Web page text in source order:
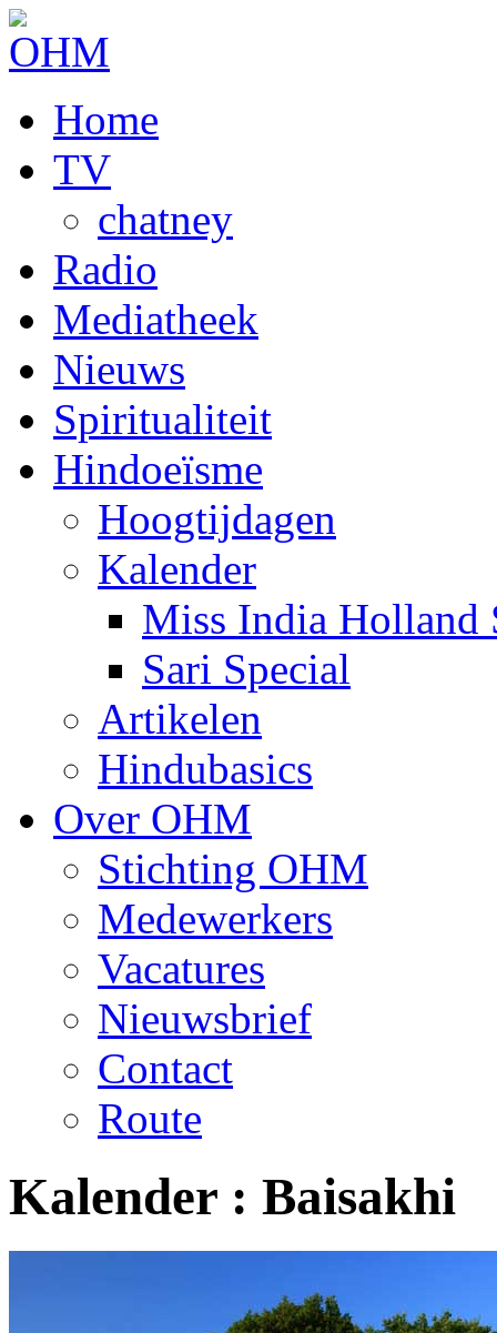
Home
TV
chatney
Radio
Mediatheek
Nieuws
Spiritualiteit
Hindoeïsme
Hoogtijdagen
Kalender
Miss India Holland
Sari Special
Artikelen
Hindubasics
Over OHM
Stichting OHM
Medewerkers
Vacatures
Nieuwsbrief
Contact
Route
Kalender : Baisakhi